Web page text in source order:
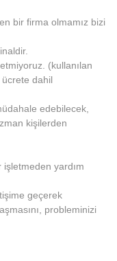
bir firma olmamız bizi
(kullanılan
ücrete dahil
edebilecek,
kişilerden
yardım
geçerek
probleminizi